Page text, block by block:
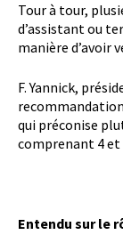
Tour à tour,
d’assistant ou
manière d’avoir
F. Yannick,
qui préconise
comprenant 4 et
Entendu sur le